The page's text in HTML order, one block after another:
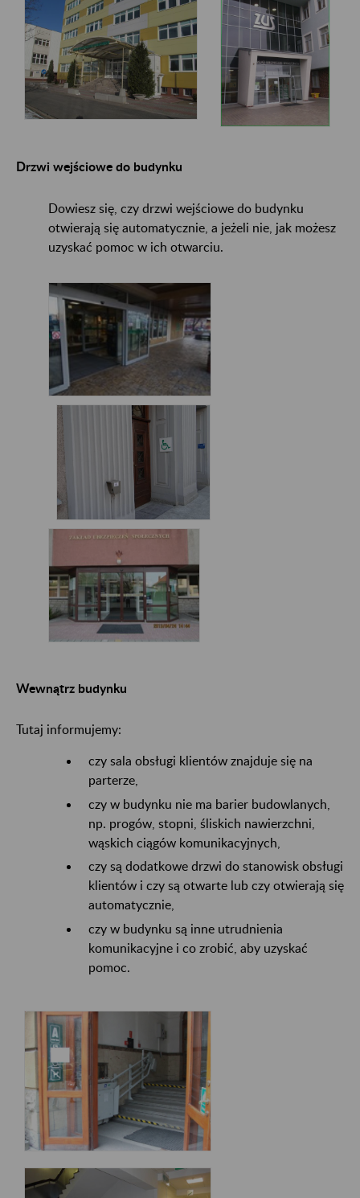
Drzwi wejściowe do budynku
Dowiesz się, czy drzwi wejściowe do budynku
otwierają się automatycznie, a jeżeli nie, jak możesz
uzyskać pomoc w ich otwarciu.
Wewnątrz budynku
Tutaj informujemy:
czy sala obsługi klientów znajduje się na
parterze,
czy w budynku nie ma barier budowlanych,
np. progów, stopni, śliskich nawierzchni,
wąskich ciągów komunikacyjnych,
czy są dodatkowe drzwi do stanowisk obsługi
klientów i czy są otwarte lub czy otwierają się
automatycznie,
czy w budynku są inne utrudnienia
komunikacyjne i co zrobić, aby uzyskać
pomoc.